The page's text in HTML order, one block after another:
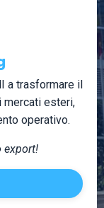
a trasformare il
mercati esteri,
operativo.
export!